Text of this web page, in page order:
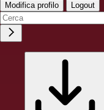
Modifica profilo Logout